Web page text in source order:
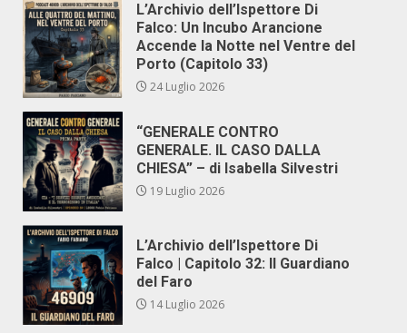
L’Archivio dell’Ispettore Di
Falco: Un Incubo Arancione
Accende la Notte nel Ventre del
Porto (Capitolo 33)
24 Luglio 2026
“GENERALE CONTRO
GENERALE. IL CASO DALLA
CHIESA” – di Isabella Silvestri
19 Luglio 2026
L’Archivio dell’Ispettore Di
Falco | Capitolo 32: Il Guardiano
del Faro
14 Luglio 2026